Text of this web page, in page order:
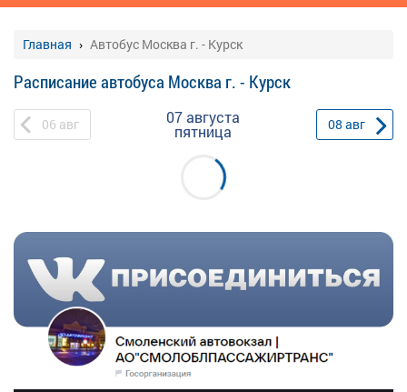
Главная Автобус Москва г. - Курск
Расписание автобуса Москва г. - Курск
06 авг 07 августа
пятница 08 авг